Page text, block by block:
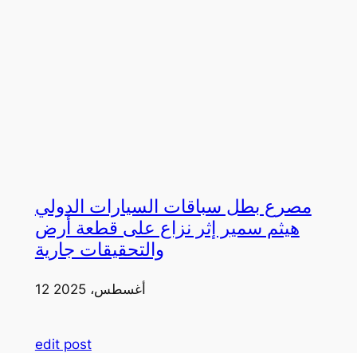
مصرع بطل سباقات السيارات الدولي
هيثم سمير إثر نزاع على قطعة أرض
والتحقيقات جارية
12 أغسطس، 2025
edit post